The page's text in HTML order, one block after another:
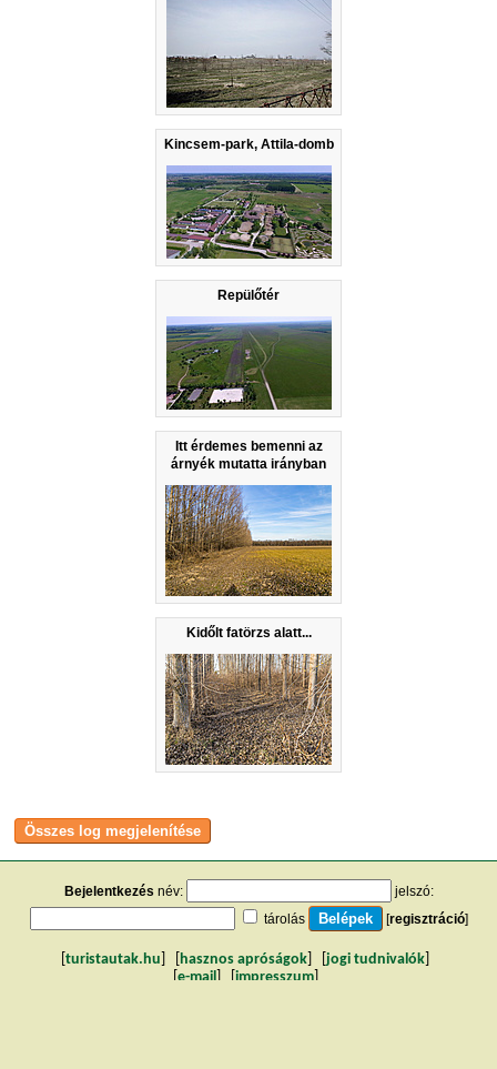
Kincsem-park, Attila-domb
Repülőtér
Itt érdemes bemenni az
árnyék mutatta irányban
Kidőlt fatörzs alatt...
Bejelentkezés név:
jelszó:
tárolás
[regisztráció]
turistautak.hu hasznos apróságok jogi tudnivalók
[e-mail] [impresszum]